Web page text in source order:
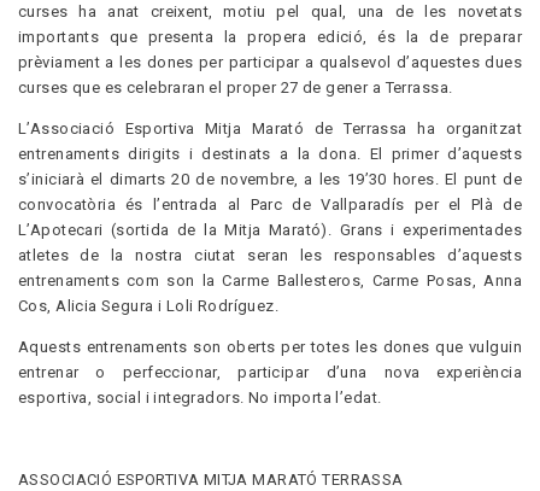
curses ha anat creixent, motiu pel qual, una de les novetats
importants que presenta la propera edició, és la de preparar
prèviament a les dones per participar a qualsevol d’aquestes dues
curses que es celebraran el proper 27 de gener a Terrassa.
L’Associació Esportiva Mitja Marató de Terrassa ha organitzat
entrenaments dirigits i destinats a la dona. El primer d’aquests
s’iniciarà el dimarts 20 de novembre, a les 19’30 hores. El punt de
convocatòria és l’entrada al Parc de Vallparadís per el Plà de
L’Apotecari (sortida de la Mitja Marató). Grans i experimentades
atletes de la nostra ciutat seran les responsables d’aquests
entrenaments com son la Carme Ballesteros, Carme Posas, Anna
Cos, Alicia Segura i Loli Rodríguez.
Aquests entrenaments son oberts per totes les dones que vulguin
entrenar o perfeccionar, participar d’una nova experiència
esportiva, social i integradors. No importa l’edat.
ASSOCIACIÓ ESPORTIVA MITJA MARATÓ TERRASSA